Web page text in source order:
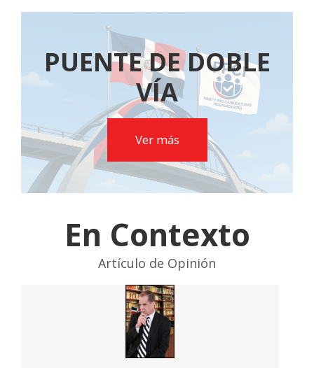
PUENTE DE DOBLE
VÍA
Ver más
En Contexto
Artículo de Opinión